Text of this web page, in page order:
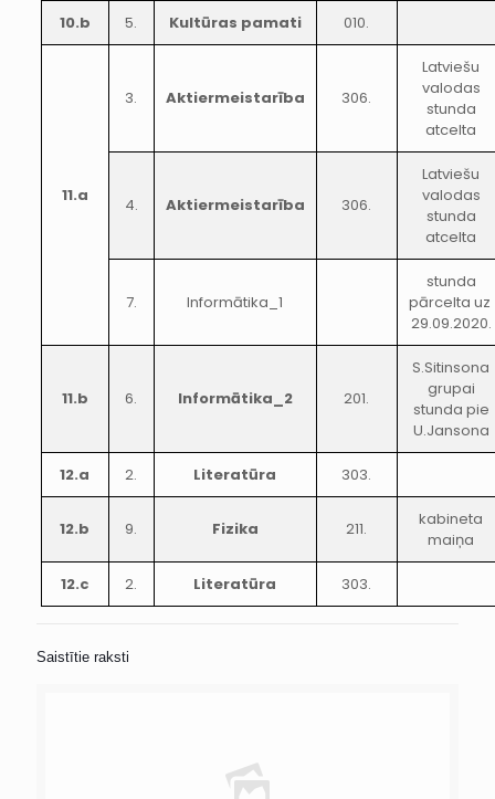
10.b 5. Kultūras pamati 010.
11.a
3. Aktiermeistarība 306.
Latviešu
valodas
stunda
atcelta
4. Aktiermeistarība 306.
Latviešu
valodas
stunda
atcelta
7. Informātika_1
stunda
pārcelta uz
29.09.2020.
11.b 6. Informātika_2 201.
S.Sitinsona
grupai
stunda pie
U.Jansona
12.a 2. Literatūra 303.
12.b 9. Fizika 211.
kabineta
maiņa
12.c 2. Literatūra 303.
Saistītie raksti